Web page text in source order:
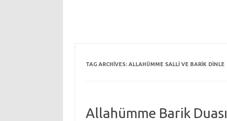
TAG ARCHIVES: ALLAHÜMME SALLI VE BARIK DINLE
Allahümme Barik Duası